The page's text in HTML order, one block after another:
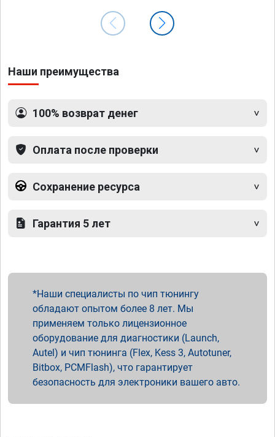
Наши преимущества
100% возврат денег
Оплата после проверки
Сохранение ресурса
Гарантия 5 лет
Наши специалисты по чип тюнингу
обладают опытом более 8 лет. Мы
применяем только лицензионное
оборудование для диагностики (Launch,
Autel) и чип тюнинга (Flex, Kess 3, Autotuner,
Bitbox, PCMFlash), что гарантирует
безопасность для электроники вашего авто.